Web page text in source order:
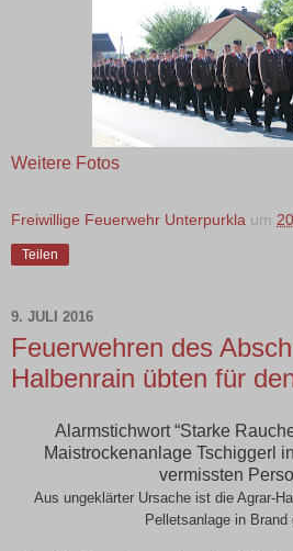
Weitere Fotos
Freiwillige Feuerwehr Unterpurkla um
Teilen
9. JULI 2016
Feuerwehren des
Halbenrain übten für
Alarmstichwort “Starke
Maistrockenanlage Tschiggerl
vermissten
Aus ungeklärter Ursache ist die Agrar-
Pelletsanlage in Brand